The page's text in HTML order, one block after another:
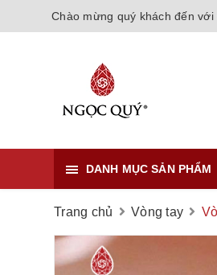
Chào mừng quý khách đến với
DANH MỤC SẢN PHẨM
Trang chủ Vòng tay